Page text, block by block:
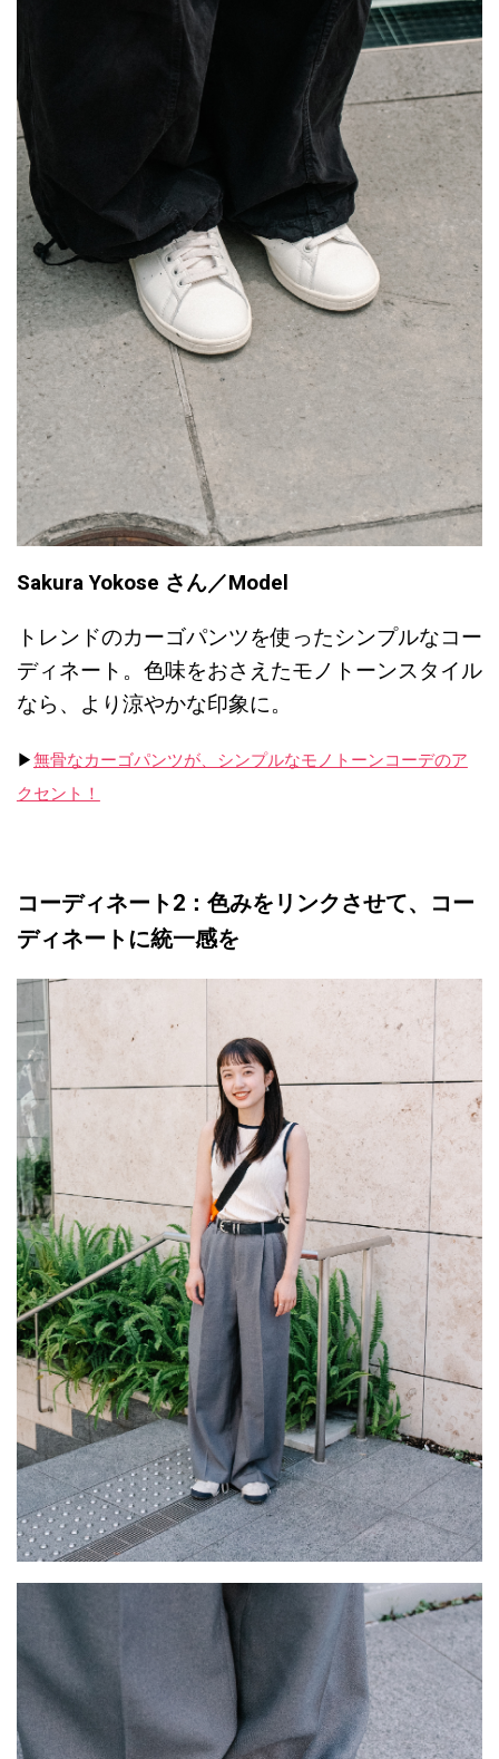
Sakura Yokose さん／Model
トレンドのカーゴパンツを使ったシンプルなコー
ディネート。色味をおさえたモノトーンスタイル
なら、より涼やかな印象に。
▶︎無骨なカーゴパンツが、シンプルなモノトーンコーデのア
クセント！
コーディネート2：色みをリンクさせて、コー
ディネートに統一感を